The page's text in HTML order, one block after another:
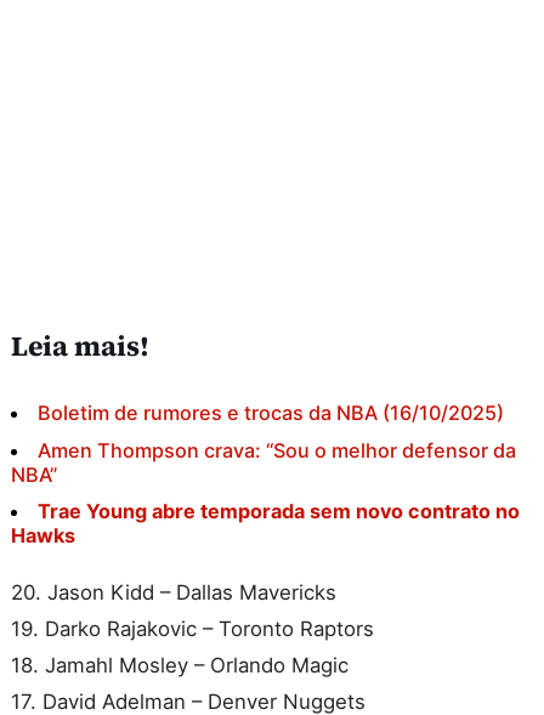
Leia mais!
Boletim de rumores e trocas da NBA (16/10/2025)
Amen Thompson crava: “Sou o melhor defensor da
NBA”
Trae Young abre temporada sem novo contrato no
Hawks
20. Jason Kidd – Dallas Mavericks
19. Darko Rajakovic – Toronto Raptors
18. Jamahl Mosley – Orlando Magic
17. David Adelman – Denver Nuggets